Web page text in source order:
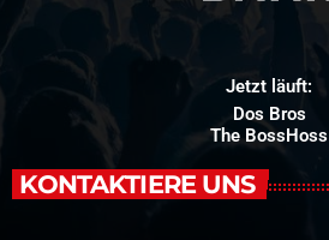
Jetzt läuft:
Dos Bros
The BossHoss
KONTAKTIERE UNS